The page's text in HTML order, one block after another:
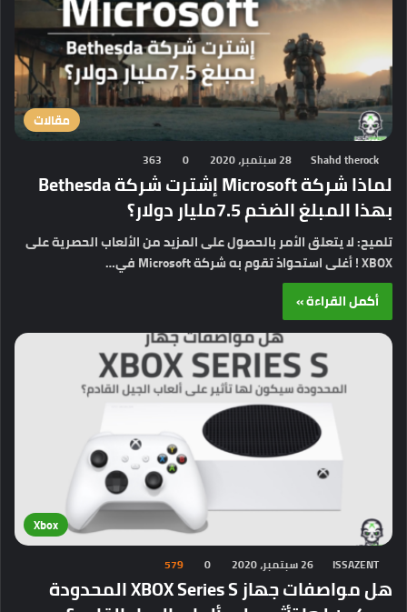
مقالات
Shahd therock 28 سبتمبر، 2020 0
363
لماذا شركة Microsoft إشترت شركة Bethesda
بهذا المبلغ الضخم 7.5مليار دولار؟
تلميح: لا يتعلق الأمر بالحصول على المزيد من الألعاب الحصرية على
XBOX ! أغلى استحواذ تقوم به شركة Microsoft في…
أكمل القراءة »
Xbox
ISSAZENT 26 سبتمبر، 2020 0
579
هل مواصفات جهاز XBOX Series S المحدودة